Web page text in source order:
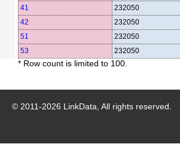
41
232050
42
232050
51
232050
53
232050
* Row count is limited to 100.
© 2011-2026 LinkData, All rights reserved.